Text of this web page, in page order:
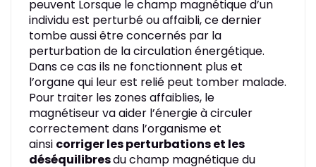
peuvent Lorsque le champ magnétique d’un
individu est perturbé ou affaibli, ce dernier
tombe aussi être concernés par la
perturbation de la circulation énergétique.
Dans ce cas ils ne fonctionnent plus et
l’organe qui leur est relié peut tomber malade.
Pour traiter les zones affaiblies, le
magnétiseur va aider l’énergie à circuler
correctement dans l’organisme et
ainsi corriger les perturbations et les
déséquilibresdu champ magnétique du